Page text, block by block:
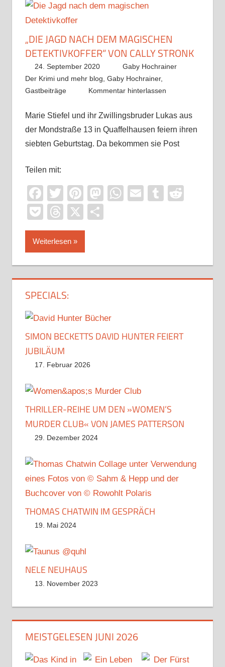
„DIE JAGD NACH DEM MAGISCHEN
DETEKTIVKOFFER“ VON CALLY STRONK
24. September 2020
Gaby Hochrainer
Der Krimi und mehr blog Gaby Hochrainer,
Gastbeiträge
Kommentar hinterlassen
Marie Stiefel und ihr Zwillingsbruder Lukas aus
der Mondstraße 13 in Quaffelhausen feiern ihren
siebten Geburtstag. Da bekommen sie Post
Teilen mit:
Facebook
TwitterPinterest
Mastodon
WhatsApp
EmailTumblr
PocketThreads
X
Weiterlesen
SPECIALS:
SIMON BECKETTS DAVID HUNTER FEIERT
JUBILÄUM
17. Februar 2026
THRILLER-REIHE UM DEN »WOMEN’S
MURDER CLUB« VON JAMES PATTERSON
29. Dezember 2024
THOMAS CHATWIN IM GESPRÄCH
19. Mai 2024
NELE NEUHAUS
13. November 2023
MEISTGELESEN JUNI 2026